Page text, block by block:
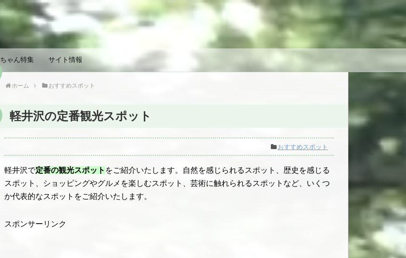
ゃん特集 サイト情報
ホーム おすすめスポット
軽井沢の定番観光スポット
おすすめスポット
軽井沢で定番の観光スポット をご紹介いたします。自然を感じられるスポット、歴史を感じる
スポット、ショッピングやグルメを楽しむスポット、芸術に触れられるスポットなど、いくつ
か代表的なスポットをご紹介いたします。
スポンサーリンク